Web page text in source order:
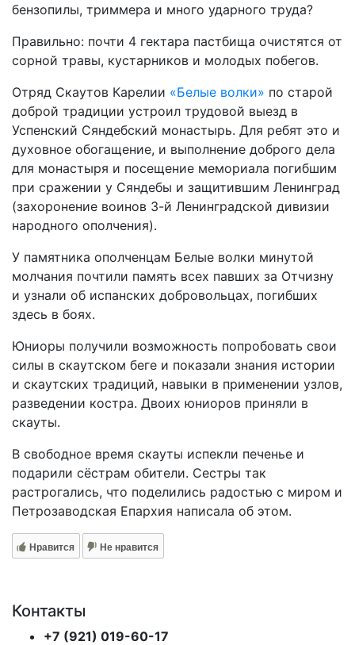
бензопилы, триммера и много ударного труда?
Правильно: почти 4 гектара пастбища очистятся от
сорной травы, кустарников и молодых побегов.
Отряд Скаутов Карелии «Белые волки» по старой
доброй традиции устроил трудовой выезд в
Успенский Сяндебский монастырь. Для ребят это и
духовное обогащение, и выполнение доброго дела
для монастыря и посещение мемориала погибшим
при сражении у Сяндебы и защитившим Ленинград
(захоронение воинов 3-й Ленинградской дивизии
народного ополчения).
У памятника ополченцам Белые волки минутой
молчания почтили память всех павших за Отчизну
и узнали об испанских добровольцах, погибших
здесь в боях.
Юниоры получили возможность попробовать свои
силы в скаутском беге и показали знания истории
и скаутских традиций, навыки в применении узлов,
разведении костра. Двоих юниоров приняли в
скауты.
В свободное время скауты испекли печенье и
подарили сёстрам обители. Сестры так
растрогались, что поделились радостью с миром и
Петрозаводская Епархия написала об этом.
Нравится Не нравится
Контакты
+7 (921) 019-60-17